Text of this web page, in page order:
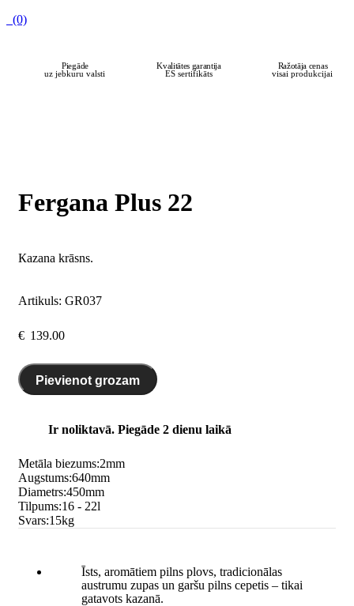
(0)
Piegāde
uz jebkuru valsti
Kvalitātes garantija
ES sertifikāts
Ražotāja cenas
visai produkcijai
Fergana Plus 22
Кazana krāsns.
Artikuls: GR037
€ 139.00
Pievienot grozam
Ir noliktavā. Piegāde 2 dienu laikā
Metāla biezums:2mm
Augstums:640mm
Diametrs:450mm
Tilpums:16 - 22l
Svars:15kg
Īsts, aromātiem pilns plovs, tradicionālas
austrumu zupas un garšu pilns cepetis – tikai
gatavots kazanā.